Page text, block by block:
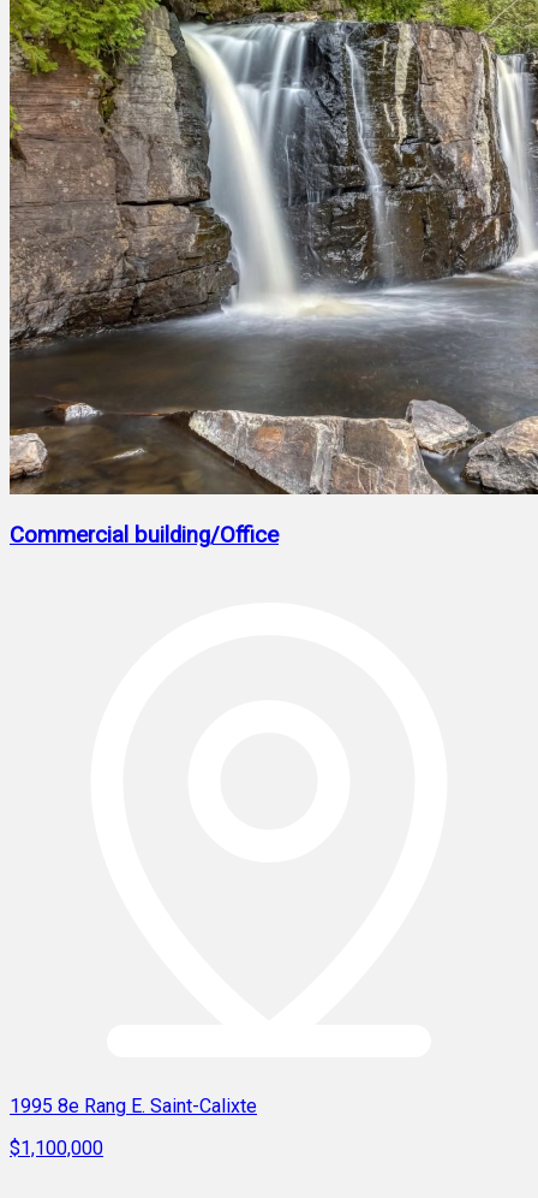
Commercial building/Office
1995 8e Rang E. Saint-Calixte
$1,100,000